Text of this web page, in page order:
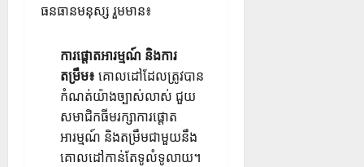
ធនធានមនុស្ស រួមមាន៖
ការផ្តោតអារម្មណ៍ និងការ
តម្រឹម៖ គោលដៅដែលត្រូវបាន
កំណត់យ៉ាងច្បាស់លាស់ ជួយ
សមាជិកធីមរក្សាការផ្តោត
អារម្មណ៍ និងតម្រឹមជាមួយនឹង
គោលដៅកាន់តែទូលំទូលាយ។